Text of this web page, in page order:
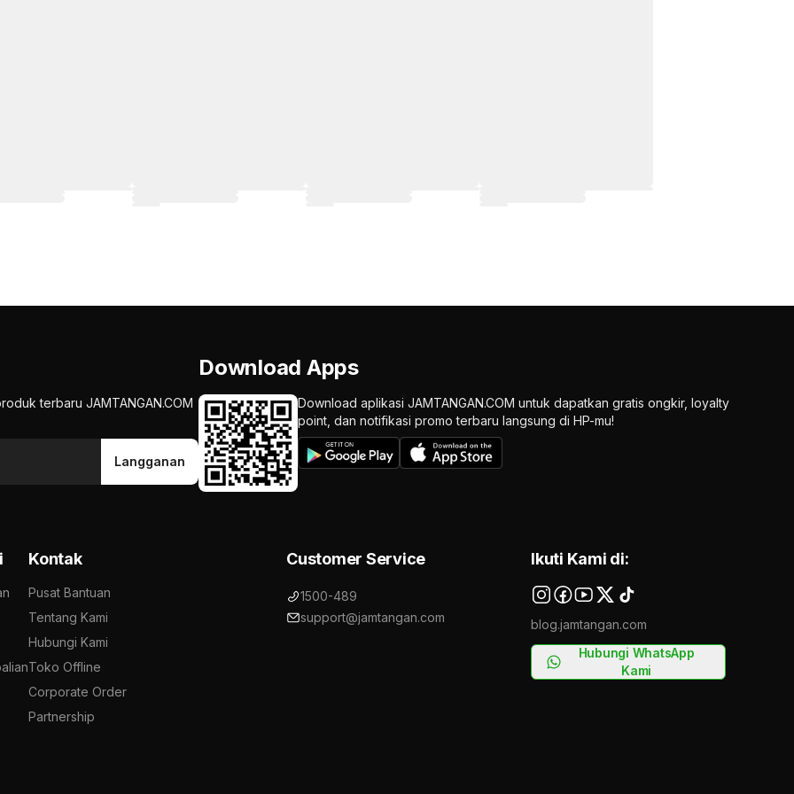
terbaru JAMTANGAN.COM
Langganan
Download Apps
Download aplikasi JAMTANGAN.COM untuk dapatkan gratis ongkir, loyalty
point, dan notifikasi promo terbaru langsung di HP-mu!
Kontak
Pusat Bantuan
Tentang Kami
Hubungi Kami
Toko Offline
Corporate Order
Partnership
Customer Service
1500-489
support@jamtangan.com
Ikuti Kami di:
blog.jamtangan.com
Hubungi WhatsApp
Kami